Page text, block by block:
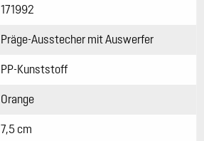
171992
Präge-Ausstecher mit Auswerfer
PP-Kunststoff
Orange
7,5 cm